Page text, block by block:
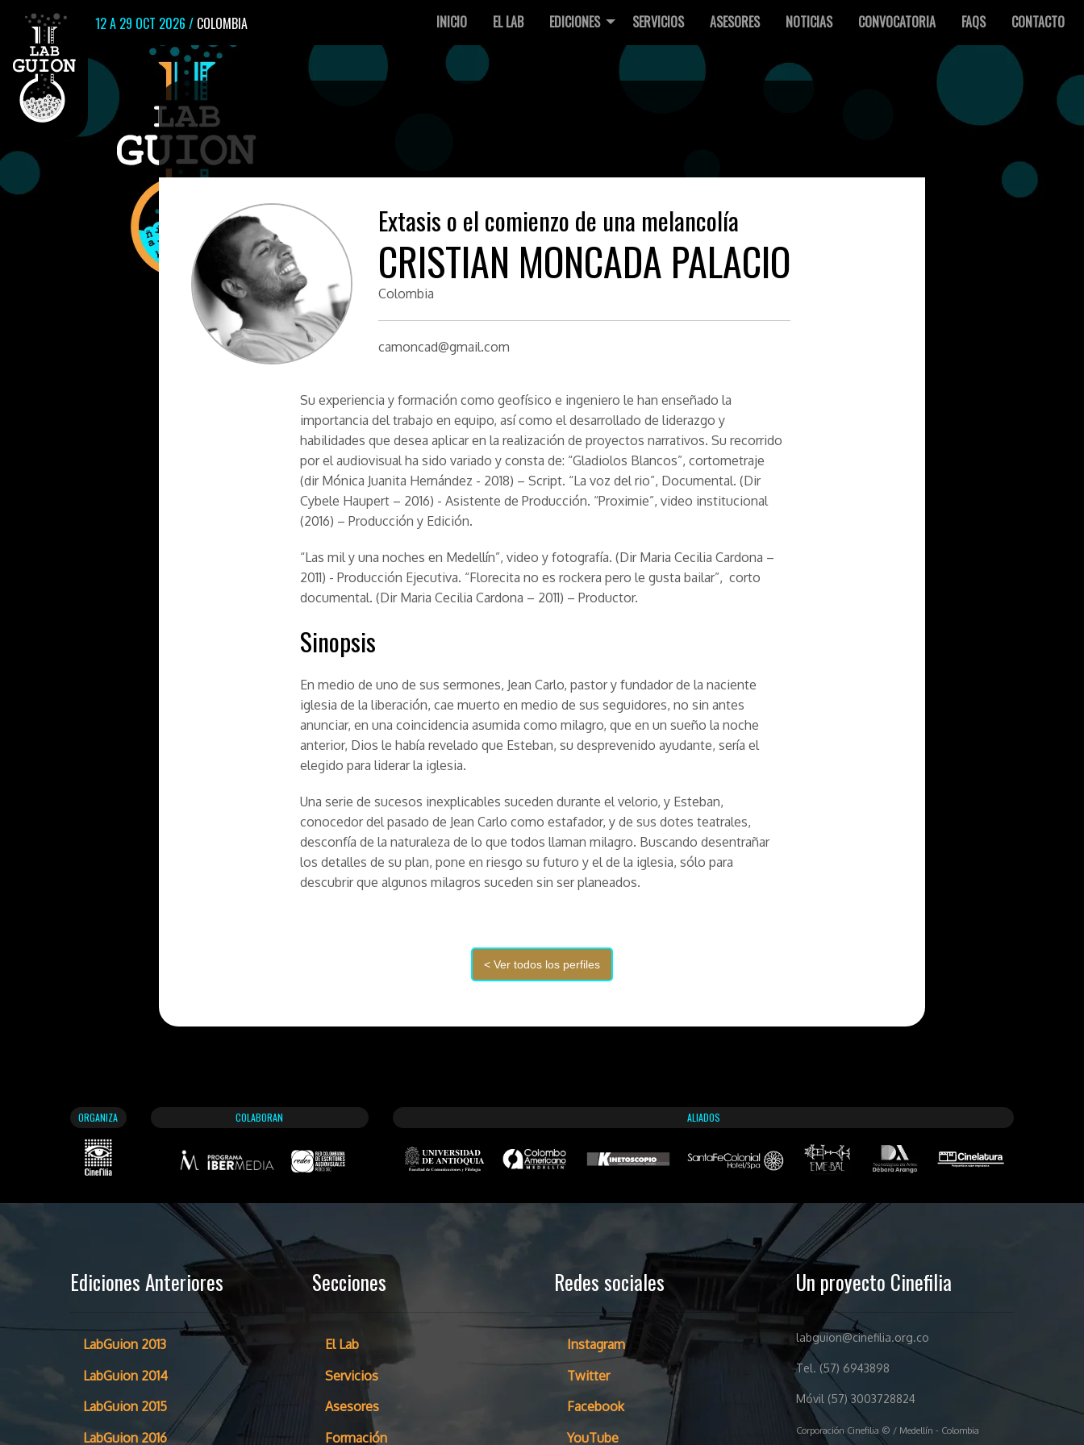
12 A 29 OCT 2026 / COLOMBIA INICIO EL LAB EDICIONES SERVICIOS ASESORES NOTICIAS CONVOCATORIA FAQS CONTACTO
Extasis o el comienzo de una melancolía
CRISTIAN MONCADA PALACIO
Colombia
camoncad@gmail.com
Su experiencia y formación como geofísico e ingeniero le han enseñado la
importancia del trabajo en equipo, así como el desarrollado de liderazgo y
habilidades que desea aplicar en la realización de proyectos narrativos. Su recorrido
por el audiovisual ha sido variado y consta de: “Gladiolos Blancos”, cortometraje
(dir Mónica Juanita Hernández - 2018) – Script. “La voz del rio”, Documental. (Dir
Cybele Haupert – 2016) - Asistente de Producción. “Proximie”, video institucional
(2016) – Producción y Edición.
“Las mil y una noches en Medellín”, video y fotografía. (Dir Maria Cecilia Cardona –
2011) - Producción Ejecutiva. “Florecita no es rockera pero le gusta bailar”, corto
documental. (Dir Maria Cecilia Cardona – 2011) – Productor.
Sinopsis
En medio de uno de sus sermones, Jean Carlo, pastor y fundador de la naciente
iglesia de la liberación, cae muerto en medio de sus seguidores, no sin antes
anunciar, en una coincidencia asumida como milagro, que en un sueño la noche
anterior, Dios le había revelado que Esteban, su desprevenido ayudante, sería el
elegido para liderar la iglesia.
Una serie de sucesos inexplicables suceden durante el velorio, y Esteban,
conocedor del pasado de Jean Carlo como estafador, y de sus dotes teatrales,
desconfía de la naturaleza de lo que todos llaman milagro. Buscando desentrañar
los detalles de su plan, pone en riesgo su futuro y el de la iglesia, sólo para
descubrir que algunos milagros suceden sin ser planeados.
ORGANIZA COLABORAN ALIADOS
Ediciones Anteriores
LabGuion 2013
LabGuion 2014
LabGuion 2015
LabGuion 2016
Secciones
El Lab
Servicios
Asesores
Formación
Redes sociales
Instagram
Twitter
Facebook
YouTube
Un proyecto Cinefilia
labguion@cinefilia.org.co
Tel. (57) 6943898
Móvil (57) 3003728824
Corporación Cinefilia © / Medellín - Colombia